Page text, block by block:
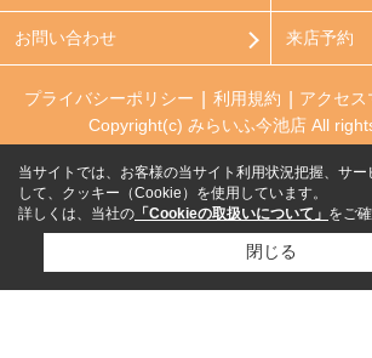
お問い合わせ 来店予約
プライバシーポリシー 利用規約 アクセス
Copyright(c) みらいふ今池店 All
当サイトでは、お客様の当サイト利用状況把握、サー
して、クッキー（Cookie）を使用しています。
詳しくは、当社の 「Cookieの取扱いについて」 をご
閉じる